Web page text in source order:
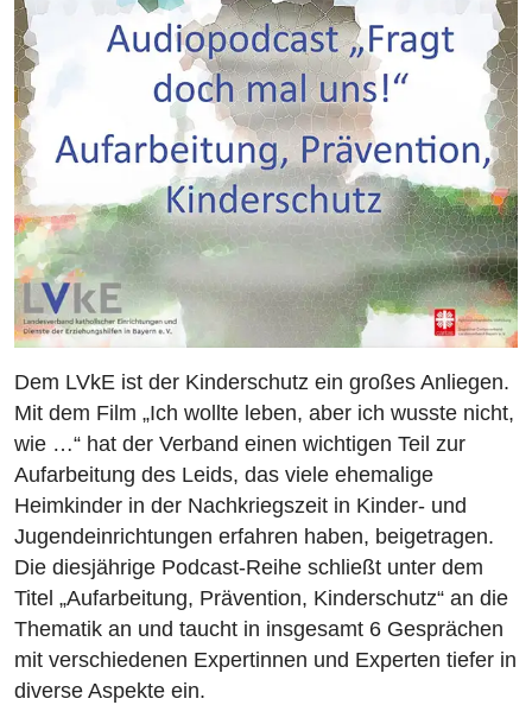
Dem LVkE ist der Kinderschutz ein großes Anliegen.
Mit dem Film „Ich wollte leben, aber ich wusste nicht,
wie …“ hat der Verband einen wichtigen Teil zur
Aufarbeitung des Leids, das viele ehemalige
Heimkinder in der Nachkriegszeit in Kinder- und
Jugendeinrichtungen erfahren haben, beigetragen.
Die diesjährige Podcast-Reihe schließt unter dem
Titel „Aufarbeitung, Prävention, Kinderschutz“ an die
Thematik an und taucht in insgesamt 6 Gesprächen
mit verschiedenen Expertinnen und Experten tiefer in
diverse Aspekte ein.